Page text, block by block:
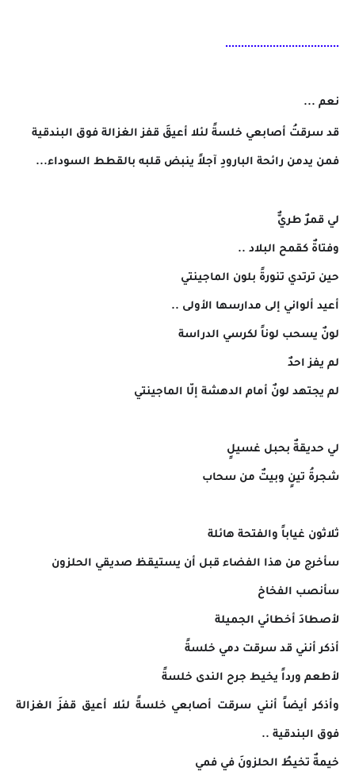
..........................
..........
نعم ...
قد سرقتُ أصابعي خلسةً لئلا أعيقَ قفز الغزالة فوق البندقية
فمن يدمن رائحة البارودِ آجلاً ينبض قلبه بالقطط السوداء...
لي قمرٌ طريٌّ
وفتاةٌ كقمح البلاد ..
حين ترتدي تنورةً بلون الماجينتي
أعيد ألواني إلى مدارسها الأولى ..
لونٌ يسحب لوناً لكرسي الدراسة
لم يفز احدٌ
لم يجتهد لونٌ أمام الدهشة إلّا الماجينتي
لي حديقةٌ بحبل غسيلٍ
شجرةُ تينٍ وبيتٌ من سحاب
ثلاثون غياباً والفتحة هائلة
سأخرج من هذا الفضاء قبل أن يستيقظ صديقي الحلزون
سأنصب الفخاخ
لأصطادَ أخطائي الجميلة
أذكر أنني قد سرقت دمي خلسةً
لأطعم ورداً يخيط جرح الندى خلسةً
وأذكر أيضاً أنني سرقت أصابعي خلسةً لئلا أعيق قفزَ الغزالة
فوق البندقية ..
خيمةٌ تخيطُ الحلزونَ في فمي